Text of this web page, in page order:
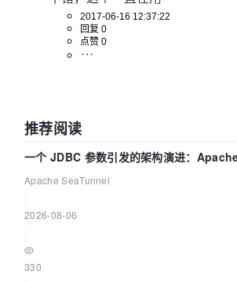
2017-06-16 12:37:22
回复 0
点赞 0
推荐阅读
一个 JDBC 参数引发的架构演进：
“定时 Flush”难题
Apache SeaTunnel
2026-08-06
330